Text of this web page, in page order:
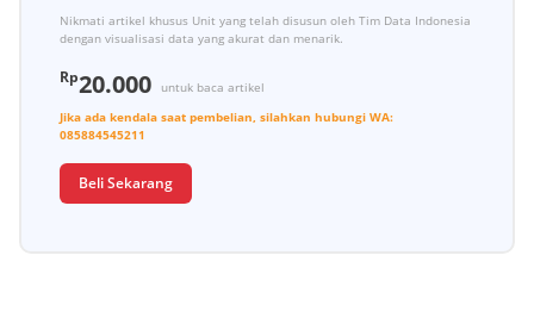
Nikmati artikel khusus Unit yang telah disusun oleh Tim Data Indonesia
dengan visualisasi data yang akurat dan menarik.
Rp20.000
untuk baca artikel
Jika ada kendala saat pembelian, silahkan hubungi WA:
085884545211
Beli Sekarang